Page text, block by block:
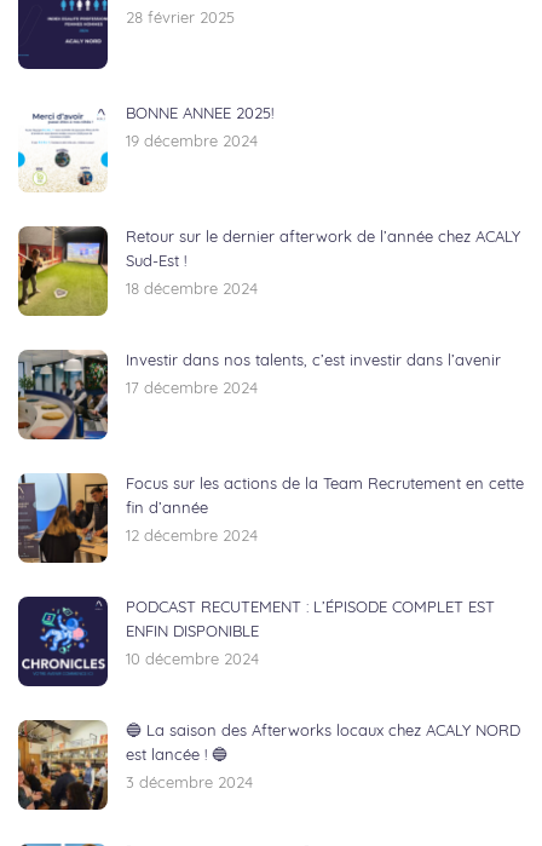
28 février 2025
BONNE ANNEE 2025!
19 décembre 2024
Retour sur le dernier afterwork de l’année chez ACALY
Sud-Est !
18 décembre 2024
Investir dans nos talents, c’est investir dans l’avenir
17 décembre 2024
Focus sur les actions de la Team Recrutement en cette
fin d’année
12 décembre 2024
PODCAST RECUTEMENT : L’ÉPISODE COMPLET EST
ENFIN DISPONIBLE
10 décembre 2024
🔵 La saison des Afterworks locaux chez ACALY NORD
est lancée ! 🔵
3 décembre 2024